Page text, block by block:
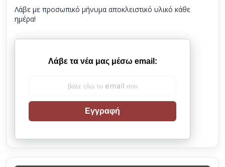
Λάβε με προσωπικό μήνυμα αποκλειστικό υλικό κάθε
ημέρα!
Λάβε τα νέα μας μέσω email:
Εγγραφή